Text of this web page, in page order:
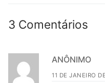
3 Comentários
ANÔNIMO
11 DE JANEIRO